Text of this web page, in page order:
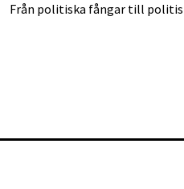
Från politiska fångar till